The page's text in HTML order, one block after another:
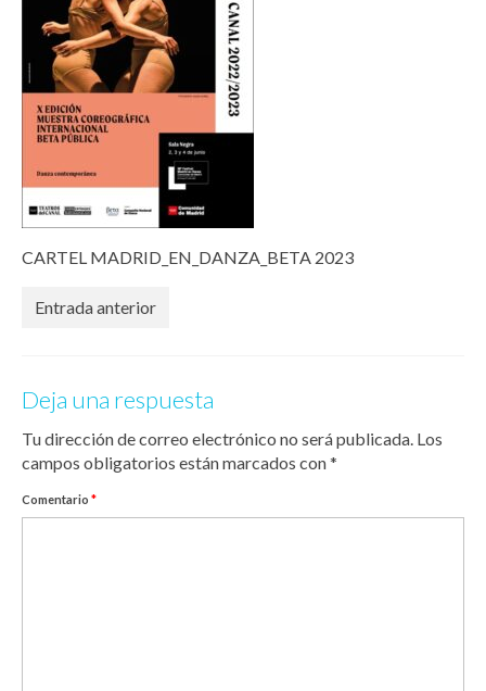
CARTEL MADRID_EN_DANZA_BETA 2023
Entrada anterior
Deja una respuesta
Tu dirección de correo electrónico no será publicada. Los
campos obligatorios están marcados con*
Comentario *